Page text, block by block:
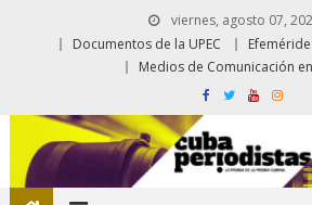
viernes, agosto 07,
Documentos de la UPEC
Medios de Comunicación